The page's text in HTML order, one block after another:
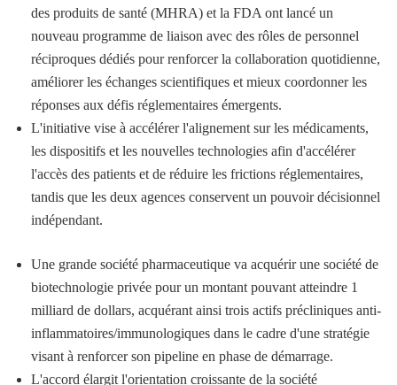
des produits de santé (MHRA) et la FDA ont lancé un
nouveau programme de liaison avec des rôles de personnel
réciproques dédiés pour renforcer la collaboration quotidienne,
améliorer les échanges scientifiques et mieux coordonner les
réponses aux défis réglementaires émergents.
L'initiative vise à accélérer l'alignement sur les médicaments,
les dispositifs et les nouvelles technologies afin d'accélérer
l'accès des patients et de réduire les frictions réglementaires,
tandis que les deux agences conservent un pouvoir décisionnel
indépendant.
Une grande société pharmaceutique va acquérir une société de
biotechnologie privée pour un montant pouvant atteindre 1
milliard de dollars, acquérant ainsi trois actifs précliniques anti-
inflammatoires/immunologiques dans le cadre d'une stratégie
visant à renforcer son pipeline en phase de démarrage.
L'accord élargit l'orientation croissante de la société